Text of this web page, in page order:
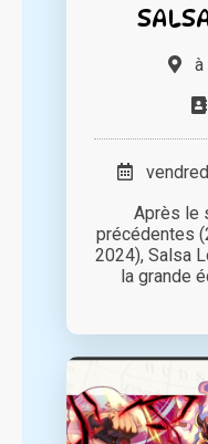
à
Après le
précédentes
2024), Salsa
la grande